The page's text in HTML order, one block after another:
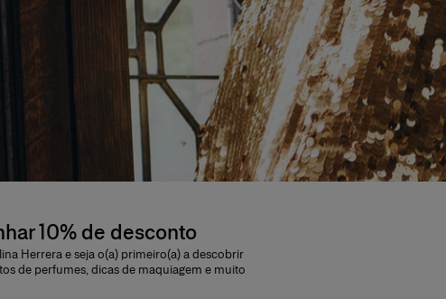
10% de desconto
Herrera e seja o(a) primeiro(a) a descobrir
de perfumes, dicas de maquiagem e muito